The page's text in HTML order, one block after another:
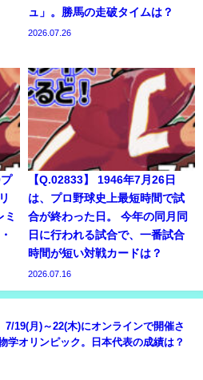
ュ」。勝馬の走破タイムは？
2026.07.26
ミ
【Q.02833】 1946年7月26日
は、プロ野球史上最短時間で試
合が終わった日。 今年の同月同
日に行われる試合で、一番試合
時間が短い対戦カードは？
2026.07.16
7/19(月)～22(木)にオンラインで開催さ
学オリンピック。日本代表の成績は？